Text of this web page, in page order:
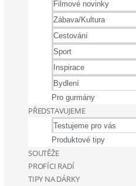
Filmové novinky
Zábava/Kultura
Cestování
Sport
Inspirace
Bydlení
Pro gurmány
PŘEDSTAVUJEME
Testujeme pro vás
Produktové tipy
SOUTĚŽE
PROFÍCI RADÍ
TIPY NA DÁRKY